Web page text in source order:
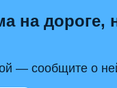
на дороге,
— сообщите о